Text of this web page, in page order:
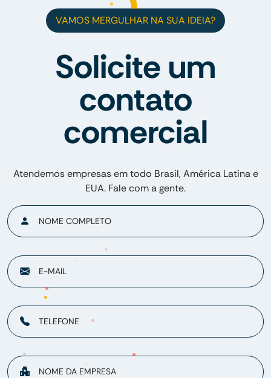
VAMOS MERGULHAR NA SUA IDEIA?
Solicite um
contato
comercial
Atendemos empresas em todo Brasil, América Latina e
EUA. Fale com a gente.
NOME COMPLETO
E-MAIL
TELEFONE
NOME DA EMPRESA